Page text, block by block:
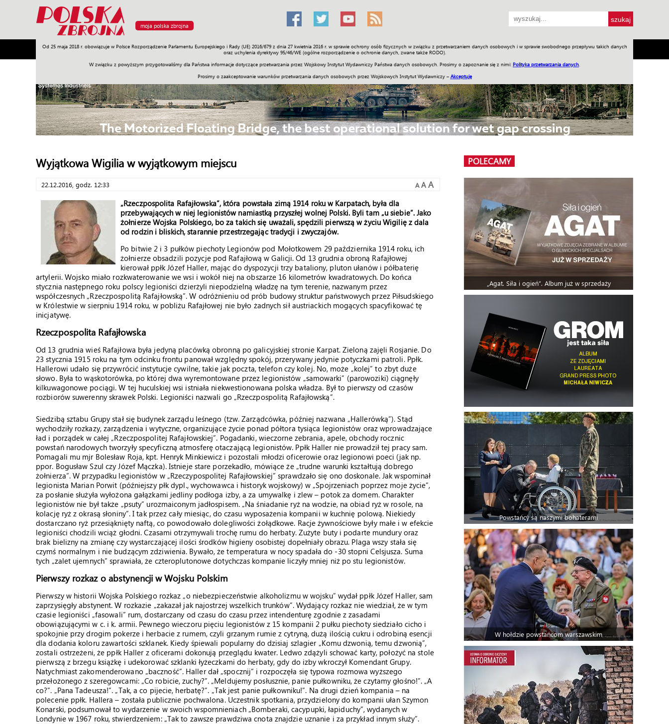
moja polska zbrojna
Od 25 maja 2018 r. obowiązuje w Polsce Rozporządzenie Parlamentu Europejskiego i Rady (UE) 2016/679 z dnia 27 kwietnia 2016 r. w sprawie ochrony osób fizycznych w związku z przetwarzaniem danych osobowych i w sprawie swobodnego przepływu takich danych
oraz uchylenia dyrektywy 95/46/WE (ogólne rozporządzenie o ochronie danych, zwane także RODO).
W związku z powyższym przygotowaliśmy dla Państwa informacje dotyczące przetwarzania przez Wojskowy Instytut Wydawniczy Państwa danych osobowych. Prosimy o zapoznanie się z nimi: Polityka przetwarzania danych
Prosimy o zaakceptowanie warunków przetwarzania danych osobowych przez Wojskowych Instytut Wydawniczy – Akceptuję
Armia Poligon Sprzęt Misje Polityka Prawo Świat Społeczność Sport Historia Galerie Wideo ENGLISH SKLEP Jednodniówki Praca w WIW
Wyjątkowa Wigilia w wyjątkowym miejscu
22.12.2016, godz. 12:33 A A A
„Rzeczpospolita Rafajłowska”, która powstała zimą 1914 roku w Karpatach, była dla
przebywających w niej legionistów namiastką przyszłej wolnej Polski. Byli tam „u siebie”. Jako
żołnierze Wojska Polskiego, bo za takich się uważali, spędzili pierwszą w życiu Wigilię z dala
od rodzin i bliskich, starannie przestrzegając tradycji i zwyczajów.
Po bitwie 2 i 3 pułków piechoty Legionów pod Mołotkowem 29 października 1914 roku, ich
żołnierze obsadzili pozycje pod Rafajłową w Galicji. Od 13 grudnia obroną Rafajłowej
kierował ppłk Józef Haller, mając do dyspozycji trzy bataliony, pluton ułanów i półbaterię
artylerii. Wojsko miało rozkwaterowanie we wsi i wokół niej na obszarze 16 kilometrów kwadratowych. Do końca
stycznia następnego roku polscy legioniści dzierżyli niepodzielną władzę na tym terenie, nazwanym przez
współczesnych „Rzeczpospolitą Rafajłowską”. W odróżnieniu od prób budowy struktur państwowych przez Piłsudskiego
w Królestwie w sierpniu 1914 roku, w pobliżu Rafajłowej nie było żadnych sił austriackich mogących spacyfikować tę
inicjatywę.
Rzeczpospolita Rafajłowska
Od 13 grudnia wieś Rafajłowa była jedyną placówką obronną po galicyjskiej stronie Karpat. Zieloną zajęli Rosjanie. Do
23 stycznia 1915 roku na tym odcinku frontu panował względny spokój, przerywany jedynie potyczkami patroli. Ppłk.
Hallerowi udało się przywrócić instytucje cywilne, takie jak poczta, telefon czy kolej. No, może „kolej” to zbyt duże
słowo. Była to wąskotorówka, po której dwa wyremontowane przez legionistów „samowarki” (parowoziki) ciągnęły
kilkuwagonowe pociągi. W tej huculskiej wsi istniała niekwestionowana polska władza. Był to pierwszy od czasów
rozbiorów suwerenny skrawek Polski. Legioniści nazwali go „Rzeczpospolitą Rafajłowską”.
Siedzibą sztabu Grupy stał się budynek zarządu leśnego (tzw. Zarządcówka, później nazwana „Hallerówką”). Stąd
wychodziły rozkazy, zarządzenia i wytyczne, organizujące życie ponad półtora tysiąca legionistów oraz wprowadzające
ład i porządek w całej „Rzeczpospolitej Rafajłowskiej”. Pogadanki, wieczorne zebrania, apele, obchody rocznic
powstań narodowych tworzyły specyficzną atmosferę otaczającą legionistów. Ppłk Haller nie prowadził tej pracy sam.
Pomagali mu mjr Bolesław Roja, kpt. Henryk Minkiewicz i pozostali młodzi oficerowie oraz legionowi poeci (jak np.
ppor. Bogusław Szul czy Józef Mączka). Istnieje stare porzekadło, mówiące że „trudne warunki kształtują dobrego
żołnierza”. W przypadku legionistów w „Rzeczypospolitej Rafajłowskiej” sprawdzało się ono doskonale. Jak wspominał
legionista Marian Porwit (późniejszy płk dypl., wychowawca i historyk wojskowy) w „Spojrzeniach poprzez moje życie”,
za posłanie służyła wyłożona gałązkami jedliny podłoga izby, a za umywalkę i zlew – potok za domem. Charakter
legionistów nie był także „psuty” urozmaiconym jadłospisem. „Na śniadanie ryż na wodzie, na obiad ryż w rosole, na
kolację ryż z okrasą słoniny”. I tak przez cały miesiąc, do czasu wyposażenia kompanii w kuchnię polową. Niekiedy
dostarczano ryż przesiąknięty naftą, co powodowało dolegliwości żołądkowe. Racje żywnościowe były małe i w efekcie
legioniści chodzili wciąż głodni. Czasami otrzymywali trochę rumu do herbaty. Zużyte buty i podarte mundury oraz
brak bielizny na zmianę czy wystarczającej ilości środków higieny osobistej dopełniały obrazu. Plaga wszy stała się
czymś normalnym i nie budzącym zdziwienia. Bywało, że temperatura w nocy spadała do -30 stopni Celsjusza. Suma
tych „zalet ujemnych” sprawiała, że czteroplutonowe dotychczas kompanie liczyły mniej niż po stu legionistów.
Pierwszy rozkaz o abstynencji w Wojsku Polskim
Pierwszy w historii Wojska Polskiego rozkaz „o niebezpieczeństwie alkoholizmu w wojsku” wydał ppłk Józef Haller, sam
zaprzysięgły abstynent. W rozkazie „zakazał jak najostrzej wszelkich trunków”. Wydający rozkaz nie wiedział, że w tym
czasie legioniści „fasowali” rum, dostarczany od czasu do czasu przez intendenturę zgodnie z zasadami
obowiązującymi w c. i k. armii. Pewnego wieczoru pięciu legionistów z 15 kompanii 2 pułku piechoty siedziało cicho i
spokojnie przy drogim pokerze i herbacie z rumem, czyli grzanym rumie z cytryną, dużą ilością cukru i odrobiną esencji
dla dodania koloru zawartości szklanek. Kiedy śpiewali popularny do dzisiaj szlagier „Komu dzwonią, temu dzwonią”,
zostali ostrzeżeni, że ppłk Haller z oficerami dokonują przeglądu kwater. Ledwo zdążyli schować karty, położyć na stole
pierwszą z brzegu książkę i udekorować szklanki łyżeczkami do herbaty, gdy do izby wkroczył Komendant Grupy.
Natychmiast zakomenderowano „baczność”. Haller dał „spocznij” i rozpoczęła się typowa rozmowa wyższego
przełożonego z szeregowcami: „Co robicie, zuchy?”. „Meldujemy posłusznie, panie pułkowniku, że czytamy głośno!”. „A
co?”. „Pana Tadeusza!”. „Tak, a co pijecie, herbatę?”. „Tak jest panie pułkowniku!”. Na drugi dzień kompania – na
polecenie ppłk. Hallera – została publicznie pochwalona. Uczestnik spotkania, przydzielony do kompanii ułan Szymon
Konarski, podsumował to wydarzenie w swoich wspomnieniach „Bomberaki, cacypupki, łapiduchy”, wydanych w
Londynie w 1967 roku, stwierdzeniem: „Tak to zawsze prawdziwa cnota znajdzie uznanie i za przykład innym służy”.
POLECAMY
„Agat. Siła i ogień”. Album już w sprzedaży
Powstańcy są naszymi bohaterami
W hołdzie powstańcom warszawskim